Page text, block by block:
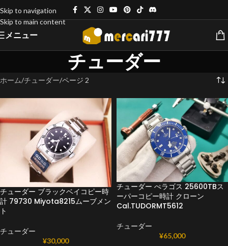
Skip to navigation
Skip to main content
メニュー
チューダー
ホーム チューダー ページ 2
チューダー ブラックベイコピー時
計 79730 Miyota8215ムーブメン
ト
チューダー
¥30,000
チューダー ぺラゴス 25600TBス
ーパーコピー時計 クローン
Cal.TUDORMT5612
チューダー
¥65,000